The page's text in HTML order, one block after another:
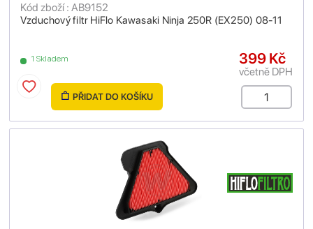
Vzduchový filtr HiFlo Kawasaki Ninja 250R (EX250) 08-11
Kód zboží : AB9152
1 Skladem 399 Kč
včetně DPH
PŘIDAT DO KOŠÍKU